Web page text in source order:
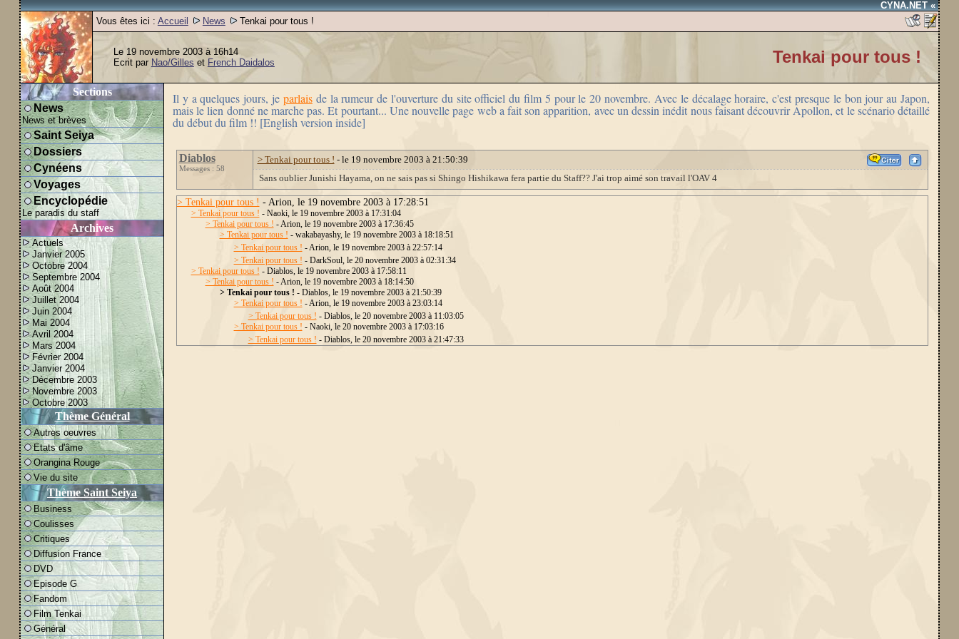
CYNA.NET «
Vous êtes ici : Accueil News Tenkai pour tous !
Le 19 novembre 2003 à 16h14
Ecrit par Nao/Gilles et French Daidalos Tenkai pour tous !
Sections
News
News et brèves
Saint Seiya
Dossiers
Cynéens
Voyages
Encyclopédie
Le paradis du staff
Archives
Actuels
Janvier 2005
Octobre 2004
Septembre 2004
Août 2004
Juillet 2004
Juin 2004
Mai 2004
Avril 2004
Mars 2004
Février 2004
Janvier 2004
Décembre 2003
Novembre 2003
Octobre 2003
Thème Général
Autres oeuvres
Etats d'âme
Orangina Rouge
Vie du site
Thème Saint Seiya
Business
Coulisses
Critiques
Diffusion France
DVD
Episode G
Fandom
Film Tenkai
Général
Il y a quelques jours, je parlaisde la rumeur de l'ouverture du site officiel du film 5 pour le 20 novembre. Avec le décalage horaire, c'est presque le bon jour au Japon,
mais le lien donné ne marche pas. Et pourtant... Une nouvelle page web a fait son apparition, avec un dessin inédit nous faisant découvrir Apollon, et le scénario détaillé
du début du film !! [English version inside]
Diablos
Messages : 58
> Tenkai pour tous ! - le 19 novembre 2003 à 21:50:39
Sans oublier Junishi Hayama, on ne sais pas si Shingo Hishikawa fera partie du Staff?? J'ai trop aimé son travail l'OAV 4
> Tenkai pour tous ! - Arion, le 19 novembre 2003 à 17:28:51
> Tenkai pour tous ! - Naoki, le 19 novembre 2003 à 17:31:04
> Tenkai pour tous ! - Arion, le 19 novembre 2003 à 17:36:45
> Tenkai pour tous ! - wakabayashy, le 19 novembre 2003 à 18:18:51
> Tenkai pour tous ! - Arion, le 19 novembre 2003 à 22:57:14
> Tenkai pour tous ! - DarkSoul, le 20 novembre 2003 à 02:31:34
> Tenkai pour tous ! - Diablos, le 19 novembre 2003 à 17:58:11
> Tenkai pour tous ! - Arion, le 19 novembre 2003 à 18:14:50
> Tenkai pour tous ! - Diablos, le 19 novembre 2003 à 21:50:39
> Tenkai pour tous ! - Arion, le 19 novembre 2003 à 23:03:14
> Tenkai pour tous ! - Diablos, le 20 novembre 2003 à 11:03:05
> Tenkai pour tous ! - Naoki, le 20 novembre 2003 à 17:03:16
> Tenkai pour tous ! - Diablos, le 20 novembre 2003 à 21:47:33